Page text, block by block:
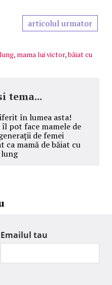
articolul urmator
, mama lui victor,băiat cu
tema...
în lumea asta!
pot face mamele de
de femei
ca mamă de băiat cu
Emailul tau